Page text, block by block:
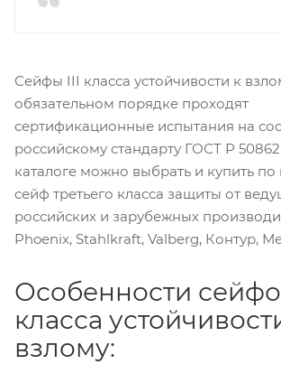
Сейфы III класса устойчивости к
обязательном порядке проходят
сертификационные испытания на
российскому стандарту ГОСТ Р
каталоге можно выбрать и купить
сейф третьего класса защиты от
российских и зарубежных
Phoenix, Stahlkraft, Valberg, Контур,
Особенности
класса
взлому: